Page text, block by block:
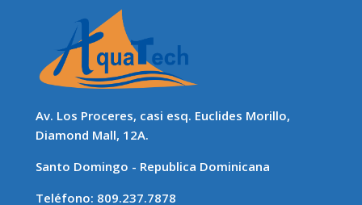
Av. Los Proceres, casi esq. Euclides Morillo,
Diamond Mall, 12A.
Santo Domingo - Republica Dominicana
Teléfono: 809.237.7878